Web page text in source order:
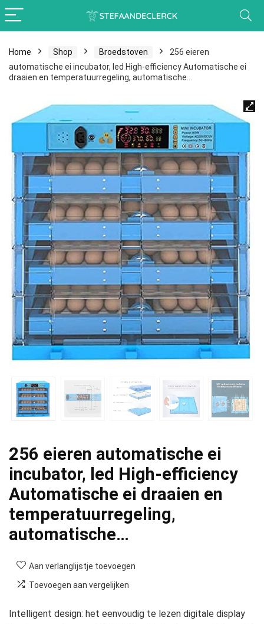
Home Shop Broedstoven
256 eieren
automatische ei incubator, led High-efficiency Automatische ei
draaien en temperatuurregeling, automatische…
256 eieren automatische ei
incubator, led High-efficiency
Automatische ei draaien en
temperatuurregeling,
automatische…
Aan verlanglijstje toevoegen
Toevoegen aan vergelijken
Intelligent design: het eenvoudig te lezen digitale display